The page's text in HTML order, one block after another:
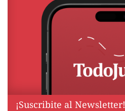
¡Suscribite al Newsletter!